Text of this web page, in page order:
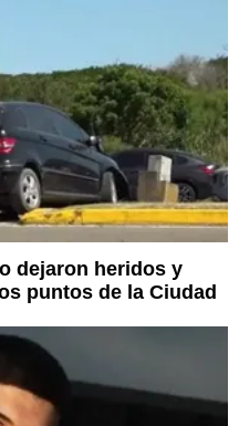
dejaron heridos y
puntos de la Ciudad